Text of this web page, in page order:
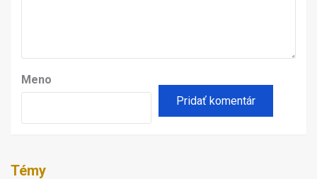
Meno
Témy